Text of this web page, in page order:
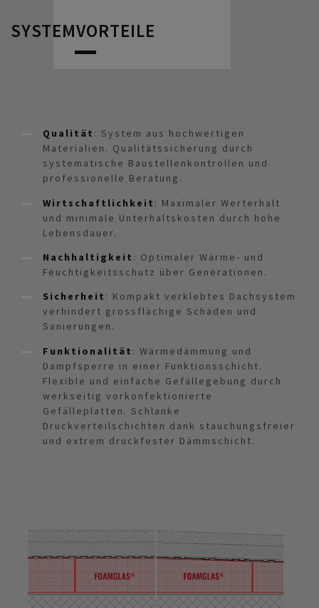
SYSTEMVORTEILE
Qualität : System aus hochwertigen
Materialien. Qualitätssicherung durch
systematische Baustellenkontrollen und
professionelle Beratung.
Wirtschaftlichkeit : Maximaler Werterhalt
und minimale Unterhaltskosten durch hohe
Lebensdauer.
Nachhaltigkeit : Optimaler Wärme- und
Feuchtigkeitsschutz über Generationen.
Sicherheit : Kompakt verklebtes Dachsystem
verhindert grossflächige Schäden und
Sanierungen.
Funktionalität : Wärmedämmung und
Dampfsperre in einer Funktionsschicht.
Flexible und einfache Gefällegebung durch
werkseitig vorkonfektionierte
Gefälleplatten. Schlanke
Druckverteilschichten dank stauchungsfreier
und extrem druckfester Dämmschicht.